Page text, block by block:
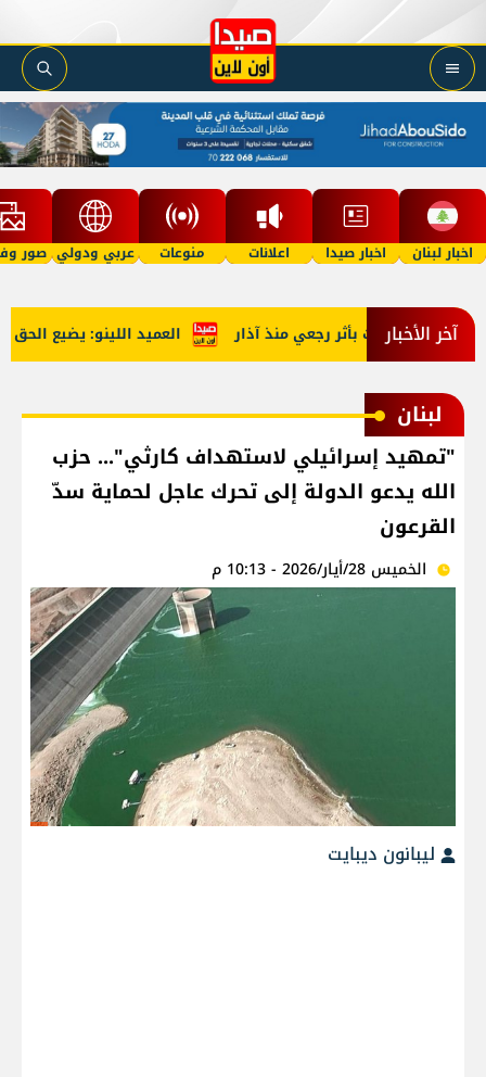
اخبار لبنان اخبار صيدا اعلانات منوعات عربي ودولي صور
آخر الأخبار العميد اللينو: يضيع الحق
لبنان
"تمهيد إسرائيلي لاستهداف كارثي"... حزب
الله يدعو الدولة إلى تحرك عاجل لحماية سدّ
القرعون
الخميس 28/أيار/2026 - 10:13 م
ليبانون ديبايت